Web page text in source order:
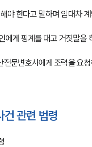
야 한다고 말하며 임대차
게 핑계를 대고 거짓말을
문변호사에게 조력을 요청
관련 법령